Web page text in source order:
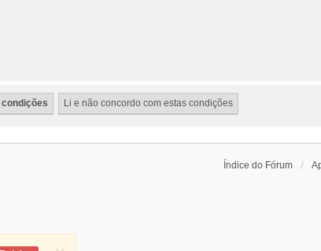
Índice do Fórum